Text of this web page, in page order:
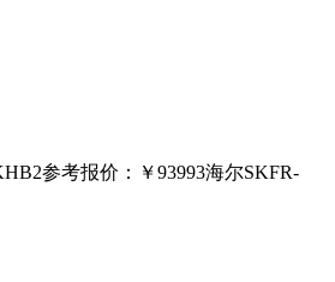
参考报价：￥93993海尔SKFR-